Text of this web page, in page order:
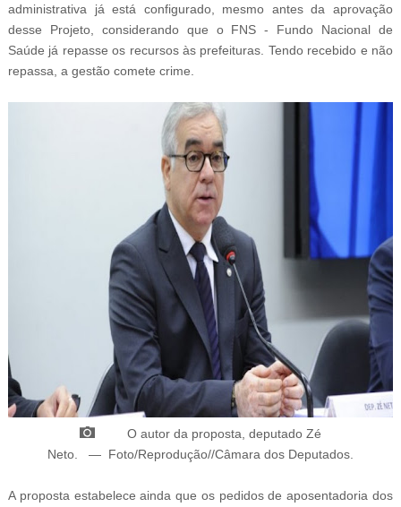
administrativa já está configurado, mesmo antes da aprovação
desse Projeto, considerando que o FNS - Fundo Nacional de
Saúde já repasse os recursos às prefeituras. Tendo recebido e não
repassa, a gestão comete crime.
O autor da proposta, deputado Zé
Neto.
— Foto/Reprodução//Câmara dos Deputados.
A proposta estabelece ainda que os pedidos de aposentadoria dos